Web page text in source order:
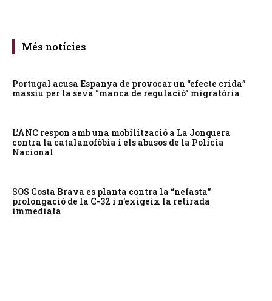
Més notícies
Portugal acusa Espanya de provocar un “efecte crida”
massiu per la seva “manca de regulació” migratòria
L’ANC respon amb una mobilització a La Jonquera
contra la catalanofòbia i els abusos de la Policia
Nacional
SOS Costa Brava es planta contra la “nefasta”
prolongació de la C-32 i n’exigeix la retirada
immediata